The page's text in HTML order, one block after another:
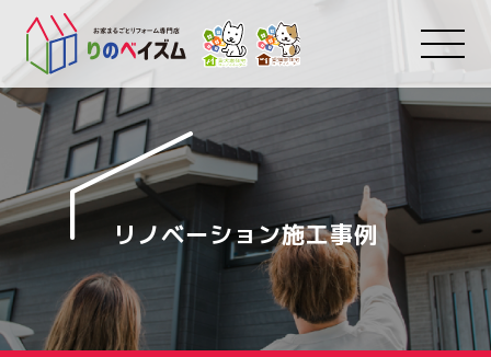
リノベーション施工事例